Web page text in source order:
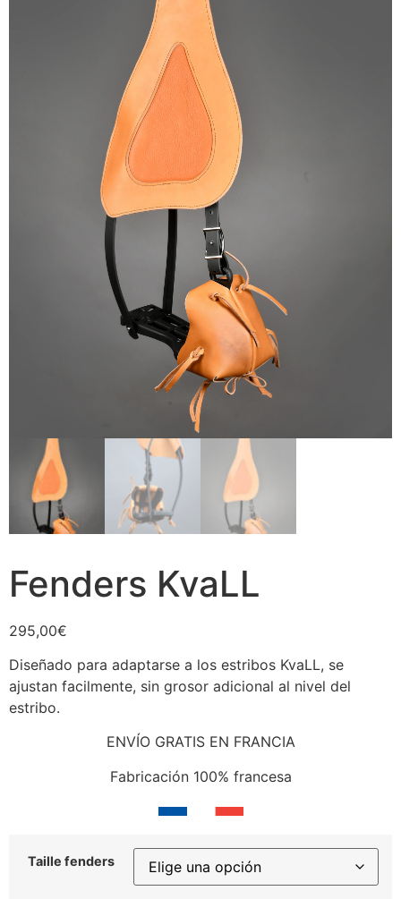
Fenders KvaLL
295,00€
Diseñado para adaptarse a los estribos KvaLL, se
ajustan facilmente, sin grosor adicional al nivel del
estribo.
ENVÍO GRATIS EN FRANCIA
Fabricación 100% francesa
Taille fenders